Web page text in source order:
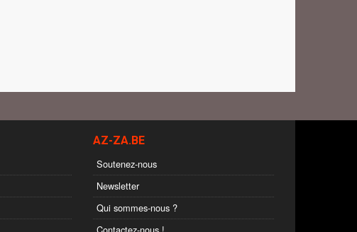
AZ-ZA.BE
Soutenez-nous
Newsletter
Qui sommes-nous ?
Contactez-nous !